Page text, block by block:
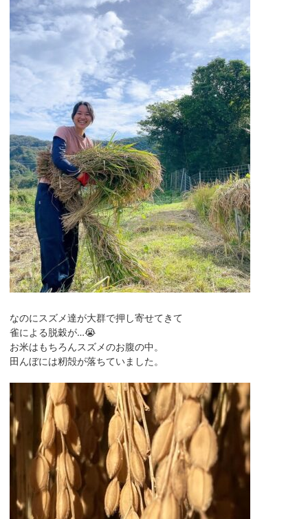
なのにスズメ達が大群で押し寄せてきて
雀による脱穀が…😭
お米はもちろんスズメのお腹の中。
田んぼには籾殻が落ちていました。